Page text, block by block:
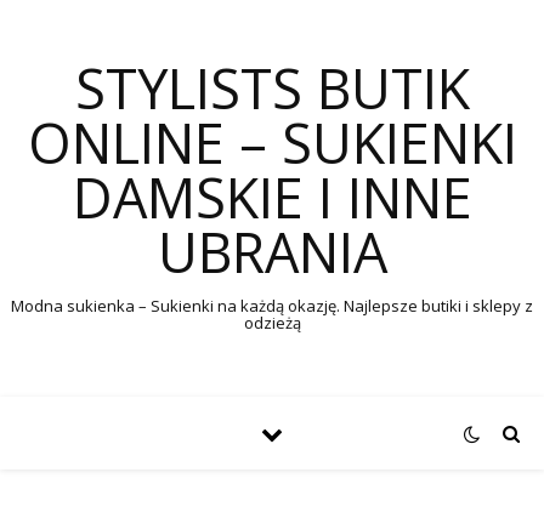
STYLISTS BUTIK
ONLINE – SUKIENKI
DAMSKIE I INNE
UBRANIA
Modna sukienka – Sukienki na każdą okazję. Najlepsze butiki i sklepy z
odzieżą